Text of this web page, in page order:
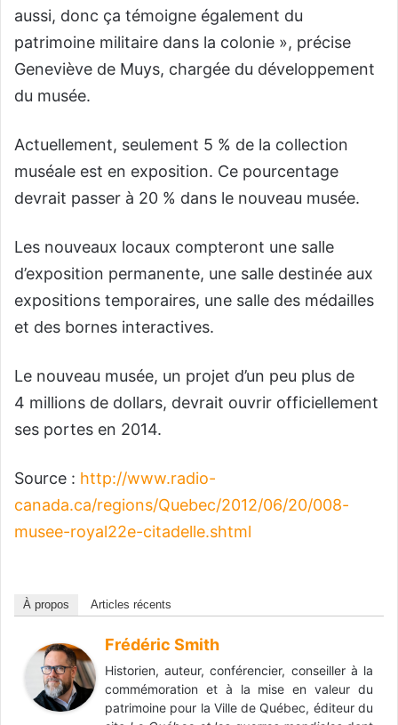
aussi, donc ça témoigne également du
patrimoine militaire dans la colonie », précise
Geneviève de Muys, chargée du développement
du musée.
Actuellement, seulement 5 % de la collection
muséale est en exposition. Ce pourcentage
devrait passer à 20 % dans le nouveau musée.
Les nouveaux locaux compteront une salle
d’exposition permanente, une salle destinée aux
expositions temporaires, une salle des médailles
et des bornes interactives.
Le nouveau musée, un projet d’un peu plus de
4 millions de dollars, devrait ouvrir officiellement
ses portes en 2014.
Source : http://www.radio-
canada.ca/regions/Quebec/2012/06/20/008-
musee-royal22e-citadelle.shtml
À propos Articles récents
Frédéric Smith
Historien, auteur, conférencier, conseiller à la
commémoration et à la mise en valeur du
patrimoine pour la Ville de Québec, éditeur du